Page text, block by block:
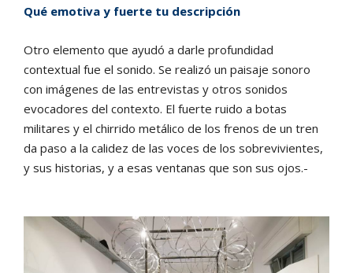
Qué emotiva y fuerte tu descripción
Otro elemento que ayudó a darle profundidad
contextual fue el sonido. Se realizó un paisaje sonoro
con imágenes de las entrevistas y otros sonidos
evocadores del contexto. El fuerte ruido a botas
militares y el chirrido metálico de los frenos de un tren
da paso a la calidez de las voces de los sobrevivientes,
y sus historias, y a esas ventanas que son sus ojos.-